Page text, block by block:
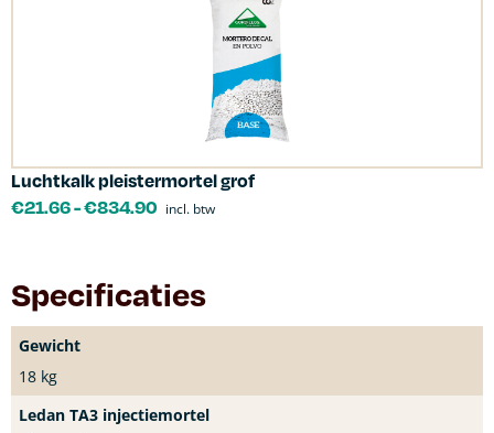
Luchtkalk pleistermortel grof
€21.66-€834.90 incl. btw
Specificaties
Gewicht
18 kg
Ledan TA3 injectiemortel